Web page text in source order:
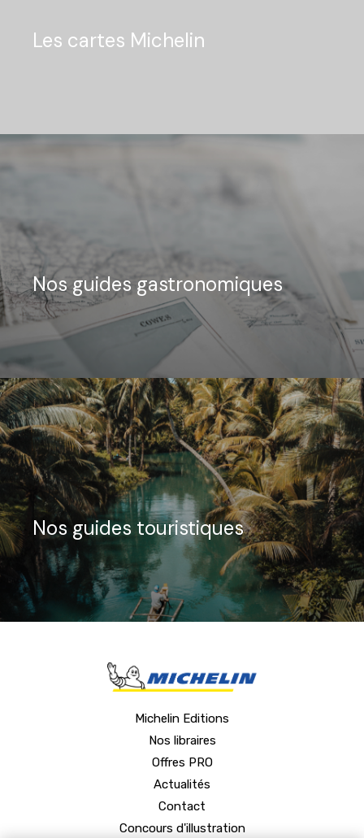
Les cartes Michelin
Nos guides gastronomiques
Nos guides touristiques
Michelin Editions
Nos libraires
Offres PRO
Actualités
Contact
Concours d'illustration